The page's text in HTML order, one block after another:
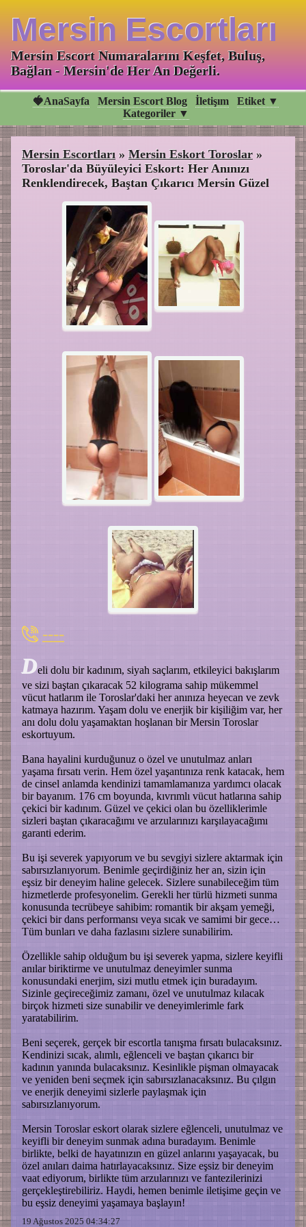
Mersin Escortları
Mersin Escort Numaralarını Keşfet, Buluş,
Bağlan - Mersin'de Her An Değerli.
🍓AnaSayfa Mersin Escort Blog İletişım
Etiket ▼
Kategoriler ▼
Mersin Escortları » Mersin Eskort Toroslar »
Toroslar'da Büyüleyici Eskort: Her Anınızı
Renklendirecek, Baştan Çıkarıcı Mersin Güzel
----
Deli dolu bir kadınım, siyah saçlarım, etkileyici bakışlarım
ve sizi baştan çıkaracak 52 kilograma sahip mükemmel
vücut hatlarım ile Toroslar'daki her anınıza heyecan ve zevk
katmaya hazırım. Yaşam dolu ve enerjik bir kişiliğim var, her
anı dolu dolu yaşamaktan hoşlanan bir Mersin Toroslar
eskortuyum.
Bana hayalini kurduğunuz o özel ve unutulmaz anları
yaşama fırsatı verin. Hem özel yaşantınıza renk katacak, hem
de cinsel anlamda kendinizi tamamlamanıza yardımcı olacak
bir bayanım. 176 cm boyunda, kıvrımlı vücut hatlarına sahip
çekici bir kadınım. Güzel ve çekici olan bu özelliklerimle
sizleri baştan çıkaracağımı ve arzularınızı karşılayacağımı
garanti ederim.
Bu işi severek yapıyorum ve bu sevgiyi sizlere aktarmak için
sabırsızlanıyorum. Benimle geçirdiğiniz her an, sizin için
eşsiz bir deneyim haline gelecek. Sizlere sunabileceğim tüm
hizmetlerde profesyonelim. Gerekli her türlü hizmeti sunma
konusunda tecrübeye sahibim: romantik bir akşam yemeği,
çekici bir dans performansı veya sıcak ve samimi bir gece…
Tüm bunları ve daha fazlasını sizlere sunabilirim.
Özellikle sahip olduğum bu işi severek yapma, sizlere keyifli
anılar biriktirme ve unutulmaz deneyimler sunma
konusundaki enerjim, sizi mutlu etmek için buradayım.
Sizinle geçireceğimiz zamanı, özel ve unutulmaz kılacak
birçok hizmeti size sunabilir ve deneyimlerimle fark
yaratabilirim.
Beni seçerek, gerçek bir escortla tanışma fırsatı bulacaksınız.
Kendinizi sıcak, alımlı, eğlenceli ve baştan çıkarıcı bir
kadının yanında bulacaksınız. Kesinlikle pişman olmayacak
ve yeniden beni seçmek için sabırsızlanacaksınız. Bu çılgın
ve enerjik deneyimi sizlerle paylaşmak için
sabırsızlanıyorum.
Mersin Toroslar eskort olarak sizlere eğlenceli, unutulmaz ve
keyifli bir deneyim sunmak adına buradayım. Benimle
birlikte, belki de hayatınızın en güzel anlarını yaşayacak, bu
özel anıları daima hatırlayacaksınız. Size eşsiz bir deneyim
vaat ediyorum, birlikte tüm arzularınızı ve fantezilerinizi
gerçekleştirebiliriz. Haydi, hemen benimle iletişime geçin ve
bu eşsiz deneyimi yaşamaya başlayın!
19 Ağustos 2025 04:34:27